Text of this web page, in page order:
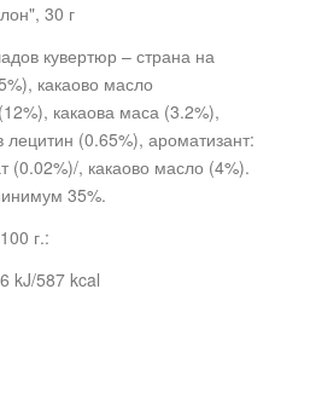
30 г
кувертюр – страна на
какаово масло
какаова маса (3.2%),
лецитин (0.65%), ароматизант:
(0.02%)/, какаово масло (4%).
35%.
г.:
kJ/587 kcal